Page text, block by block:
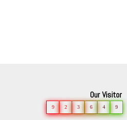
Our Visitor
9 2 3 6 4 9